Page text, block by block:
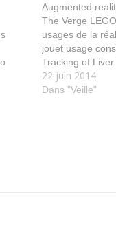
Augmented
The Verge
usages de la
jouet usage
Tracking of
Robotic Assisted
méthode de
22 juin 2014
Dans "Veille"